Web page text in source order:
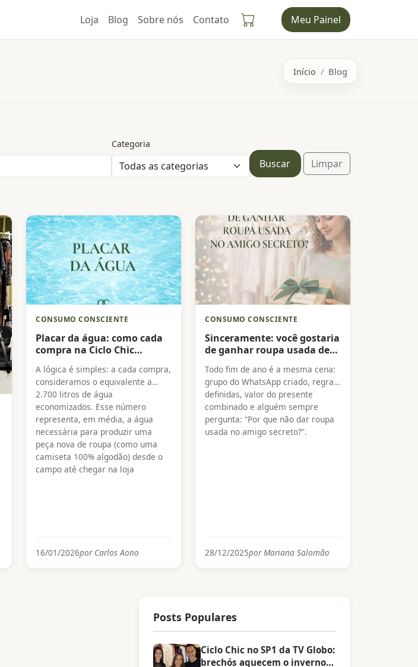
Loja Blog Sobre nós Contato Meu Painel
Início Blog
Categoria
Buscar Limpar
CONSUMO CONSCIENTE
Placar da água: como cada
compra na Ciclo Chic
água
A lógica é simples: a cada compra,
consideramos o equivalente a
2.700 litros de água
economizados. Esse número
representa, em média, a água
necessária para produzir uma
peça nova de roupa (como uma
camiseta 100% algodão) desde o
campo até chegar na loja
16/01/2026por Carlos Aono
CONSUMO CONSCIENTE
Sinceramente: você gostaria
de ganhar roupa usada de
Todo fim de ano é a mesma cena:
grupo do WhatsApp criado, regras
definidas, valor do presente
combinado e alguém sempre
pergunta: “Por que não dar roupa
usada no amigo secreto?”.
28/12/2025por Mariana Salomão
Posts Populares
Ciclo Chic no SP1 da TV Globo:
brechós aquecem o inverno